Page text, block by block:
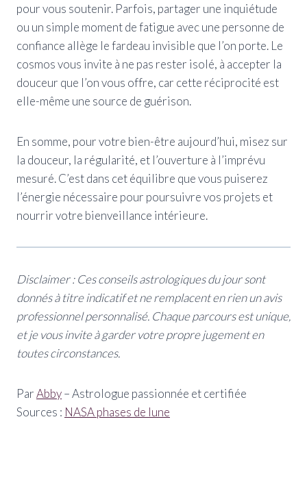
pour vous soutenir. Parfois, partager une inquiétude
ou un simple moment de fatigue avec une personne de
confiance allège le fardeau invisible que l’on porte. Le
cosmos vous invite à ne pas rester isolé, à accepter la
douceur que l’on vous offre, car cette réciprocité est
elle-même une source de guérison.
En somme, pour votre bien-être aujourd’hui, misez sur
la douceur, la régularité, et l’ouverture à l’imprévu
mesuré. C’est dans cet équilibre que vous puiserez
l’énergie nécessaire pour poursuivre vos projets et
nourrir votre bienveillance intérieure.
Disclaimer : Ces conseils astrologiques du jour sont
donnés à titre indicatif et ne remplacent en rien un avis
professionnel personnalisé. Chaque parcours est unique,
et je vous invite à garder votre propre jugement en
toutes circonstances.
ParAbby– Astrologue passionnée et certifiée
Sources : NASA phases de lune